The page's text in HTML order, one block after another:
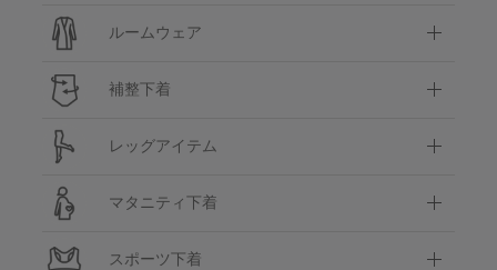
ルームウェア
補整下着
レッグアイテム
マタニティ下着
スポーツ下着